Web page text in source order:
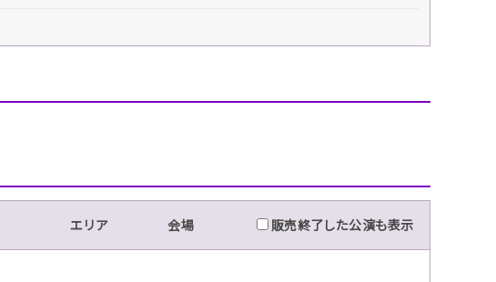
エリア 会場 販売終了した公演も表示